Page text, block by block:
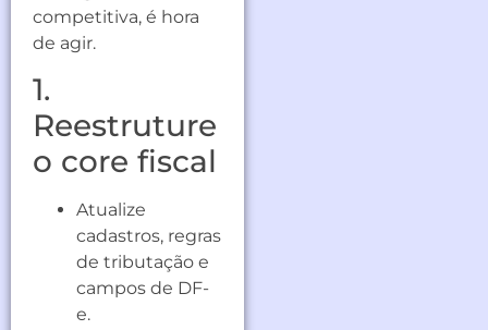
competitiva, é hora
de agir.
1.
Reestruture
o core fiscal
Atualize
cadastros, regras
de tributação e
campos de DF-
e.